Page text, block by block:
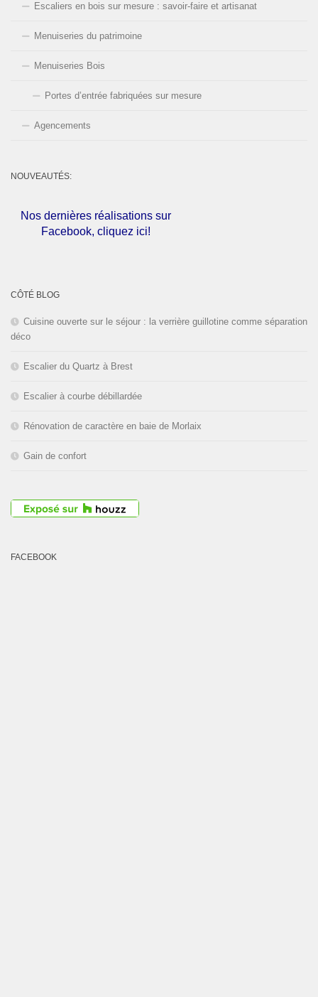
Escaliers en bois sur mesure : savoir-faire et artisanat
Menuiseries du patrimoine
Menuiseries Bois
Portes d’entrée fabriquées sur mesure
Agencements
NOUVEAUTÉS:
Nos dernières réalisations sur
Facebook, cliquez ici!
congés d'été du
CÔTÉ BLOG
Cuisine ouverte sur le séjour : la verrière guillotine comme séparation
déco
Escalier du Quartz à Brest
Escalier à courbe débillardée
Rénovation de caractère en baie de Morlaix
Gain de confort
FACEBOOK